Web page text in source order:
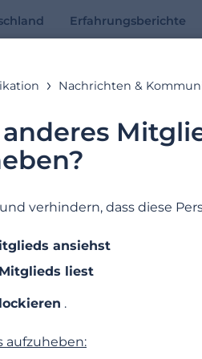
Erfahrungsberichte
Online-
Antworten auf deine
« Abonnement », «E-Mail
Nachrichten &
verhindern, dass diese
ansiehst
liest
.
aufzuheben: